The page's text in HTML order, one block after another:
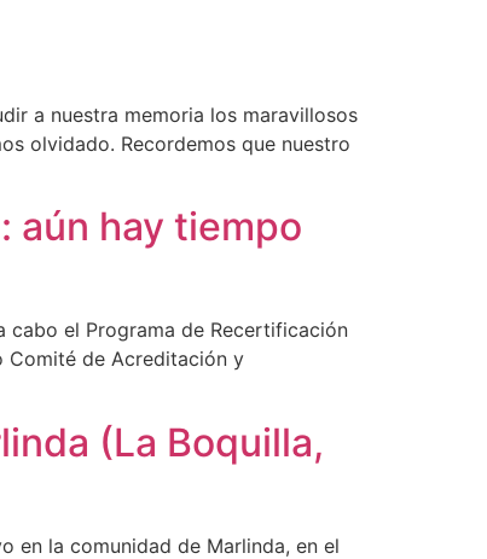
a nuestra memoria los maravillosos
olvidado. Recordemos que nuestro
aún hay tiempo
cabo el Programa de Recertificación
Comité de Acreditación y
(La Boquilla,
en la comunidad de Marlinda, en el